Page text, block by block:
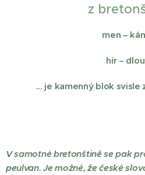
z
men –
hir –
... je kamenný blok svisle
V samotné bretonštině se pak
peulvan. Je možné, že české